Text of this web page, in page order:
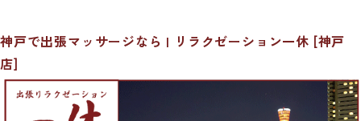
神戸で出張マッサージなら | リラクゼーション一休 [神戸
店]